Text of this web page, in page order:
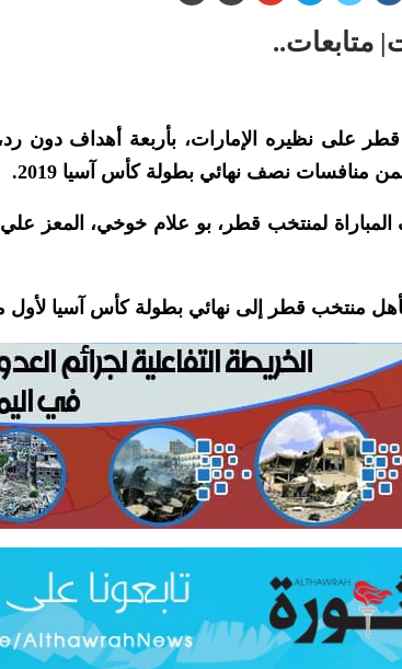
متابعات..
على نظيره الإمارات، بأربعة أهداف دون
منافسات نصف نهائي بطولة كأس آسيا 2019.
منتخب قطر إلى نهائي بطولة كأس آسيا